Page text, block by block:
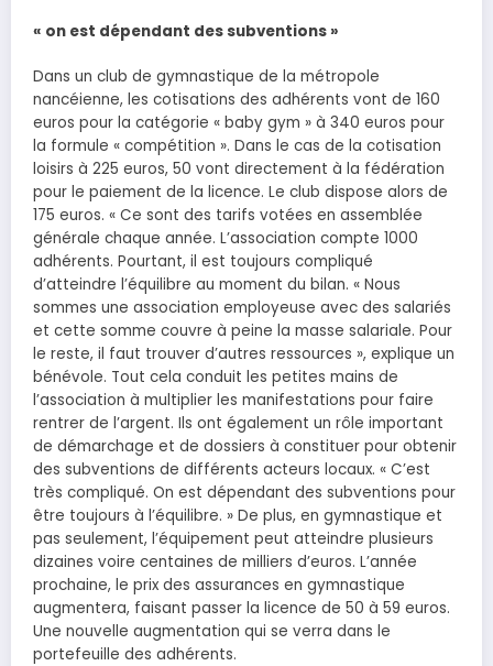
« on est dépendant des subventions »
Dans un club de gymnastique de la métropole
nancéienne, les cotisations des adhérents vont de 160
euros pour la catégorie « baby gym » à 340 euros pour
la formule « compétition ». Dans le cas de la cotisation
loisirs à 225 euros, 50 vont directement à la fédération
pour le paiement de la licence. Le club dispose alors de
175 euros. « Ce sont des tarifs votées en assemblée
générale chaque année. L’association compte 1000
adhérents. Pourtant, il est toujours compliqué
d’atteindre l’équilibre au moment du bilan. « Nous
sommes une association employeuse avec des salariés
et cette somme couvre à peine la masse salariale. Pour
le reste, il faut trouver d’autres ressources », explique un
bénévole. Tout cela conduit les petites mains de
l’association à multiplier les manifestations pour faire
rentrer de l’argent. Ils ont également un rôle important
de démarchage et de dossiers à constituer pour obtenir
des subventions de différents acteurs locaux. « C’est
très compliqué. On est dépendant des subventions pour
être toujours à l’équilibre. » De plus, en gymnastique et
pas seulement, l’équipement peut atteindre plusieurs
dizaines voire centaines de milliers d’euros. L’année
prochaine, le prix des assurances en gymnastique
augmentera, faisant passer la licence de 50 à 59 euros.
Une nouvelle augmentation qui se verra dans le
portefeuille des adhérents.